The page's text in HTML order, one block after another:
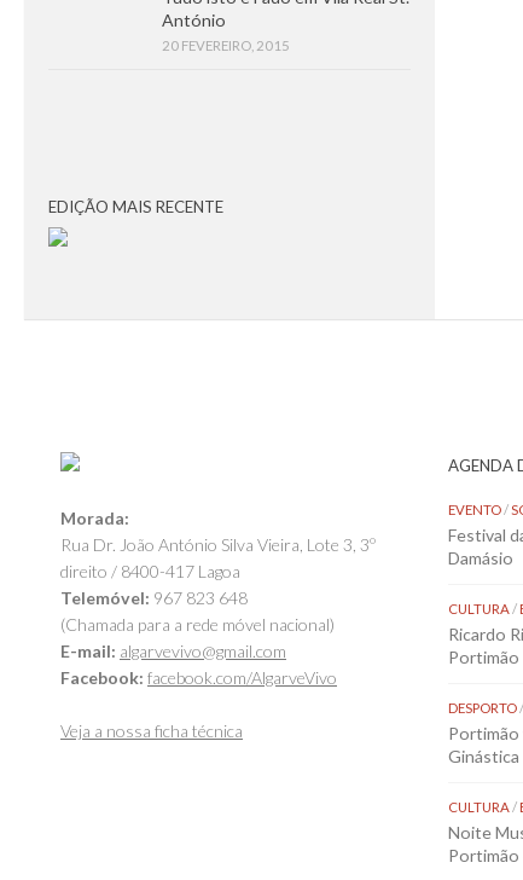
António
20 FEVEREIRO, 2015
EDIÇÃO MAIS RECENTE
Morada:
Rua Dr. João António Silva Vieira, Lote 3, 3º
direito / 8400-417 Lagoa
Telemóvel: 967 823 648
(Chamada para a rede móvel nacional)
E-mail: algarvevivo@gmail.com
Facebook: facebook.com/AlgarveVivo
Veja a nossa ficha técnica
AGENDA
EVENTO/
Festival
Damásio
CULTURA/
Ricardo
Portimão
DESPORTO/
Portimão
Ginástica
CULTURA/
Noite
Portimão